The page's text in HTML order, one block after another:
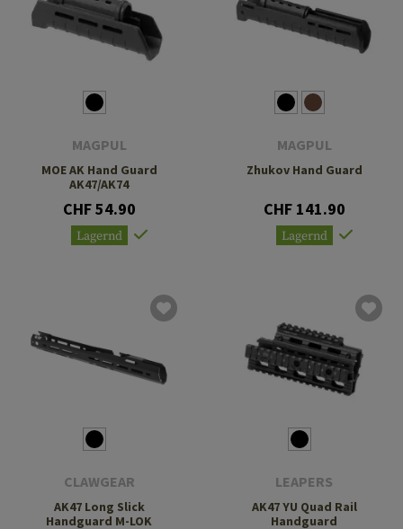
MAGPUL
MOE AK Hand Guard
AK47/AK74
CHF 54.90
Lagernd
MAGPUL
Zhukov Hand Guard
CHF 141.90
Lagernd
CLAWGEAR
AK47 Long Slick
Handguard M-LOK
LEAPERS
AK47 YU Quad Rail
Handguard